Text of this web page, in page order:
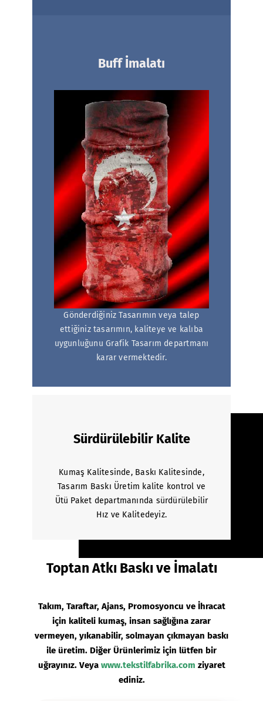
Buff İmalatı
Gönderdiğiniz Tasarımın veya talep
ettiğiniz tasarımın, kaliteye ve kalıba
uygunluğunu Grafik Tasarım departmanı
karar vermektedir.
Sürdürülebilir Kalite
Kumaş Kalitesinde, Baskı Kalitesinde,
Tasarım Baskı Üretim kalite kontrol ve
Ütü Paket departmanında sürdürülebilir
Hız ve Kalitedeyiz.
Toptan Atkı Baskı ve İmalatı
Takım, Taraftar, Ajans, Promosyoncu ve İhracat
için kaliteli kumaş, insan sağlığına zarar
vermeyen, yıkanabilir, solmayan çıkmayan baskı
ile üretim. Diğer Ürünlerimiz için lütfen bir
uğrayınız. Veya www.tekstilfabrika.com ziyaret
ediniz.